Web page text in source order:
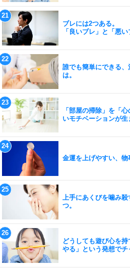
ブレには2つある。
「良いブレ」と「悪い
誰でも簡単にできる
は。
「部屋の掃除」を「
いモチベーションが生
金運を上げやすい、物
上手にあくびを噛み
つ。
どうしても遊び心を
やる」という発想でチ